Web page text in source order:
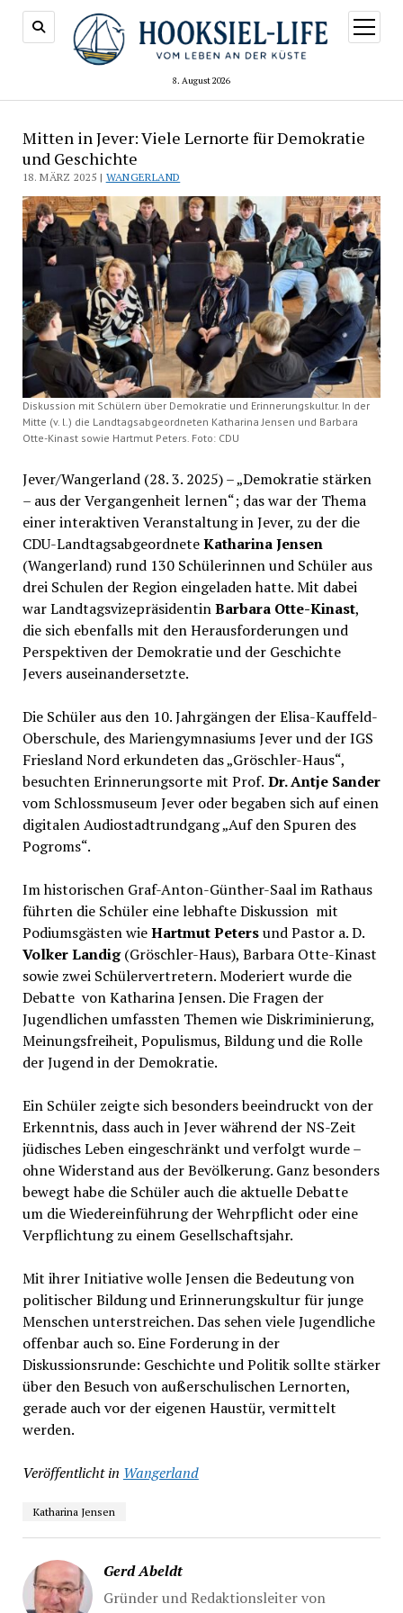
8. August 2026
Menü
öffnen
Mitten in Jever: Viele Lernorte für Demokratie
und Geschichte
18. MÄRZ 2025 | WANGERLAND
Diskussion mit Schülern über Demokratie und Erinnerungskultur. In der
Mitte (v. l.) die Landtagsabgeordneten Katharina Jensen und Barbara
Otte-Kinast sowie Hartmut Peters. Foto: CDU
Jever/Wangerland (28. 3. 2025) – „Demokratie stärken
– aus der Vergangenheit lernen“; das war der Thema
einer interaktiven Veranstaltung in Jever, zu der die
CDU-LandtagsabgeordneteKatharina Jensen
(Wangerland) rund 130 Schülerinnen und Schüler aus
drei Schulen der Region eingeladen hatte. Mit dabei
war LandtagsvizepräsidentinBarbara Otte-Kinast,
die sich ebenfalls mit den Herausforderungen und
Perspektiven der Demokratie und der Geschichte
Jevers auseinandersetzte.
Die Schüler aus den 10. Jahrgängen der Elisa-Kauffeld-
Oberschule, des Mariengymnasiums Jever und der IGS
Friesland Nord erkundeten das „Gröschler-Haus“,
besuchten Erinnerungsorte mit Prof. Dr. Antje Sander
vom Schlossmuseum Jever oder begaben sich auf einen
digitalen Audiostadtrundgang „Auf den Spuren des
Pogroms“.
Im historischen Graf-Anton-Günther-Saal im Rathaus
führten die Schüler eine lebhafte Diskussion mit
Podiumsgästen wieHartmut Petersund Pastor a. D.
Volker Landig(Gröschler-Haus), Barbara Otte-Kinast
sowie zwei Schülervertretern. Moderiert wurde die
Debatte von Katharina Jensen. Die Fragen der
Jugendlichen umfassten Themen wie Diskriminierung,
Meinungsfreiheit, Populismus, Bildung und die Rolle
der Jugend in der Demokratie.
Ein Schüler zeigte sich besonders beeindruckt von der
Erkenntnis, dass auch in Jever während der NS-Zeit
jüdisches Leben eingeschränkt und verfolgt wurde –
ohne Widerstand aus der Bevölkerung. Ganz besonders
bewegt habe die Schüler auch die aktuelle Debatte
um die Wiedereinführung der Wehrpflicht oder eine
Verpflichtung zu einem Gesellschaftsjahr.
Mit ihrer Initiative wolle Jensen die Bedeutung von
politischer Bildung und Erinnerungskultur für junge
Menschen unterstreichen. Das sehen viele Jugendliche
offenbar auch so. Eine Forderung in der
Diskussionsrunde: Geschichte und Politik sollte stärker
über den Besuch von außerschulischen Lernorten,
gerade auch vor der eigenen Haustür, vermittelt
werden.
Veröffentlicht in Wangerland
Katharina Jensen
Gerd Abeldt
Gründer und Redaktionsleiter von